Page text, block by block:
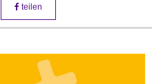
teilen